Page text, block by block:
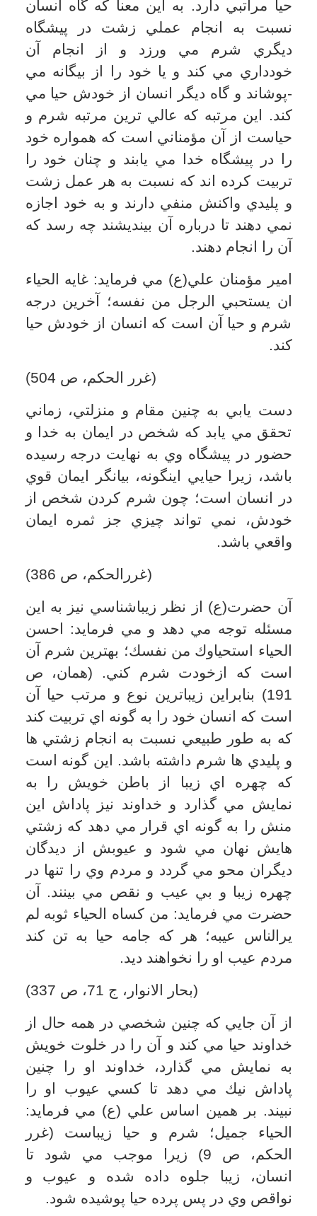
(غرر الحكم، ص 504)
دست يابي به چنين مقام و منزلتي، زماني
تحقق مي يابد كه شخص در ايمان به خدا و
حضور در پيشگاه وي به نهايت درجه رسيده
باشد، زيرا حيايي اينگونه، بيانگر ايمان قوي
در انسان است؛ چون شرم كردن شخص از
خودش، نمي تواند چيزي جز ثمره ايمان
واقعي باشد.
(غررالحكم، ص 386)
آن حضرت(ع) از نظر زيباشناسي نيز به اين
مسئله توجه مي دهد و مي فرمايد: احسن
الحياء استحياوك من نفسك؛ بهترين شرم آن
است كه ازخودت شرم كني. (همان، ص
191) بنابراين زيباترين نوع و مرتب حيا آن
است كه انسان خود را به گونه اي تربيت كند
و پليدي ها شرم داشته باشد. اين گونه است
كه چهره اي زيبا از باطن خويش را به
نمايش مي گذارد و خداوند نيز پاداش اين
منش را به گونه اي قرار مي دهد كه زشتي
حضرت مي فرمايد: من كساه الحياء ثوبه لم
مردم عيب او را نخواهند ديد.
(بحار الانوار، ج 71، ص 337)
از آن جايي كه چنين شخصي در همه حال از
خداوند حيا مي كند و آن را در خلوت خويش
به نمايش مي گذارد، خداوند او را چنين
پاداش نيك مي دهد تا كسي عيوب او را
نبيند. بر همين اساس علي (ع) مي فرمايد:
الحياء جميل؛ شرم و حيا زيباست (غرر
نواقص وي در پس پرده حيا پوشيده شود.
و اشتباه مي شود و بايد به سرعت توبه كند
و از كارش شرم نمايد. اگر اين گونه واكنش
به خود نشان ندهد، در يك فرآيندي هرزشتي
براي او نيك جلوه داده خواهد شد و زيبا مي
شود. از اين رو امير مومنان علي (ع) مي
فرمايد: كسي كه خطاتش فراوان باشد
حيايش كم است و كسي كه حياتش كم باشد
كم تر از گناهان خودداري مي كند و كسي كه
كم تر از گناهان خودداري كند دلش مي ميرد
و كسي كه دلش بميرد وارد آتش مي شود.
(نهج البلاغه، فيض، ص 1239)
چنين شخصي ديگر از كسي شرم و حيا نمي
كند و اعمال زشت و پليد را درجلوي ديدگان
ديگران انجام مي دهد. افراد گستاخ كه در
برابر ديگران زشتكاري مي كنند ديگر هيچ
حرمت و حيايي در برابر خداوند نيز نخواهند
داشت. از اين رو علي (ع) مي فرمايد: هر
كه از مردم شرم نكند از خداوند سبحان نيز
شرم نمي كند. (غرر الحكم، ص 711) زيرا
كسي كه در برابر ديدگان ظاهري مردم
كارهاي زشت مي كند از خداوند نهان هيچ
باك و حيايي ندارد.
چون بي حيايي، هر چه خواهي كن
چيزي را عار و ننگ وزشت نداند، مي توان
گفت كه از دايره انسان و انسانيت بيرون
رفته است و تفاوتي ميان او و پست ترين
موجودات نيست. از اين رو پيامبر (ص) مي
فرمايد: اذا لم تستح فاصنع ما شئت؛ هرگاه
شرم و حيا نكردي هر كاري مي خواهي بكن.
(مستدرك وسايل الشيعه، نوري، ج 2، ص
26)
بنابر اين آن چه بازدارنده از سقوط آدمي
است همان شرم و حيايي است كه در انسان
وجود دارد. اگر ايمان به خدا داشته باشد، اين
شرم و حيا دروني مي شود و حتي شخص از
خودش شرم مي كند و اگر ايمان نداشته
ياسست ايمان باشد دست كم در برابر
ديگران شرم و حيا مي كند ولي اگر هيچ